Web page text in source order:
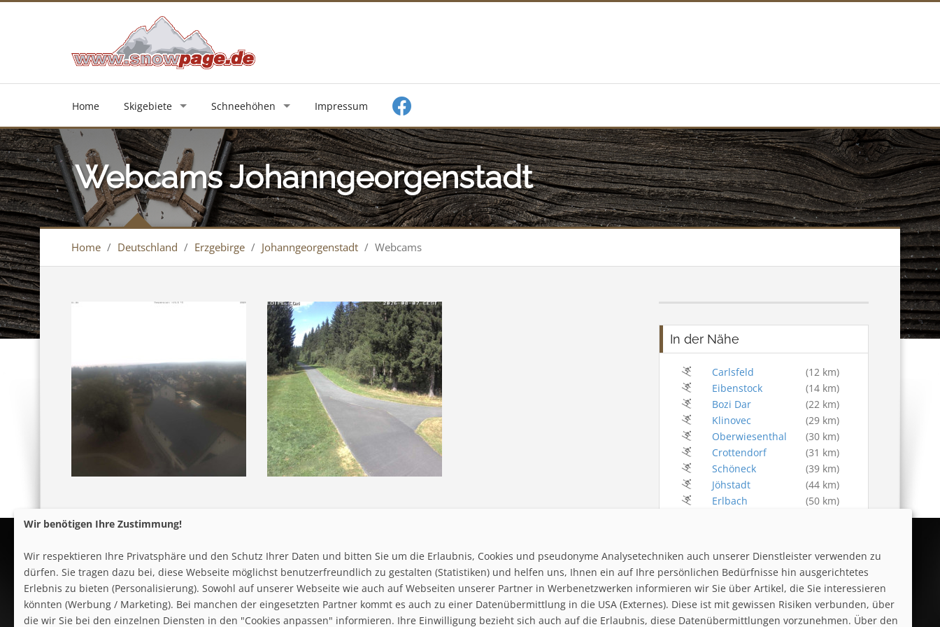
Home Skigebiete Schneehöhen Impressum
Webcams Johanngeorgenstadt
Home / Deutschland / Erzgebirge / Johanngeorgenstadt / Webcams
In der Nähe
Carlsfeld
(12 km)
Eibenstock
(14 km)
Bozi Dar
(22 km)
Klinovec
(29 km)
Oberwiesenthal
(30 km)
Crottendorf
(31 km)
Schöneck
(39 km)
Jöhstadt
(44 km)
Erlbach
(50 km)
follow us on facebook
Home
Wir benötigen Ihre Zustimmung!
Wir respektieren Ihre Privatsphäre und den Schutz Ihrer Daten und bitten Sie um die Erlaubnis, Cookies und pseudonyme Analysetechniken auch unserer Dienstleister verwenden zu
dürfen. Sie tragen dazu bei, diese Webseite möglichst benutzerfreundlich zu gestalten (Statistiken) und helfen uns, Ihnen ein auf Ihre persönlichen Bedürfnisse hin ausgerichtetes
Erlebnis zu bieten (Personalisierung). Sowohl auf unserer Webseite wie auch auf Webseiten unserer Partner in Werbenetzwerken informieren wir Sie über Artikel, die Sie interessieren
könnten (Werbung / Marketing). Bei manchen der eingesetzten Partner kommt es auch zu einer Datenübermittlung in die USA (Externes). Diese ist mit gewissen Risiken verbunden, über
die wir Sie bei den einzelnen Diensten in den "Cookies anpassen" informieren. Ihre Einwilligung bezieht sich auch auf die Erlaubnis, diese Datenübermittlungen vorzunehmen. Über den